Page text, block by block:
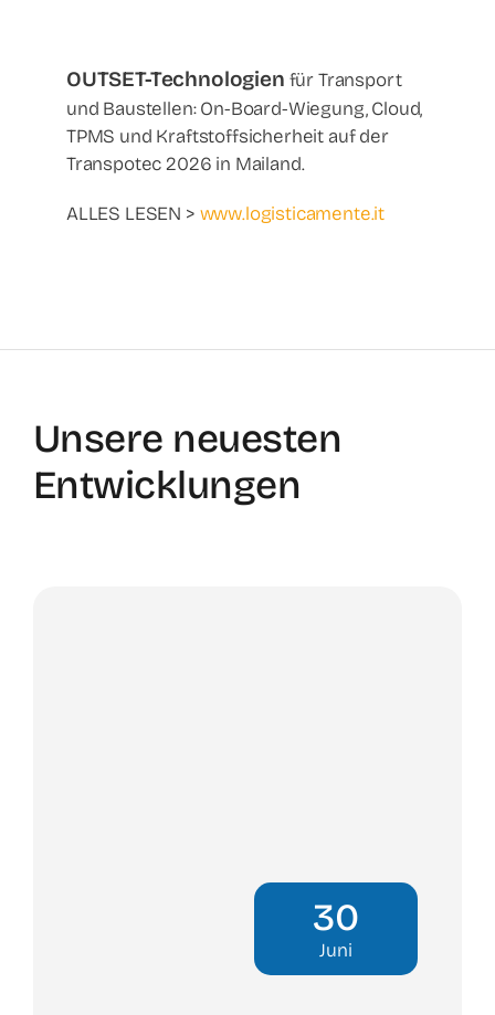
OUTSET-Technologien für Transport
und Baustellen: On-Board-Wiegung, Cloud,
TPMS und Kraftstoffsicherheit auf der
Transpotec 2026 in Mailand.
ALLES LESEN > www.logisticamente.it
Unsere neuesten
Entwicklungen
30
Juni